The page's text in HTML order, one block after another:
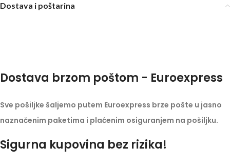
Dostava i poštarina
Dostava brzom poštom - Euroexpress
Sve pošiljke šaljemo putem Euroexpress brze pošte u jasno
naznačenim paketima i plaćenim osiguranjem na pošiljku.
Sigurna kupovina bez rizika!